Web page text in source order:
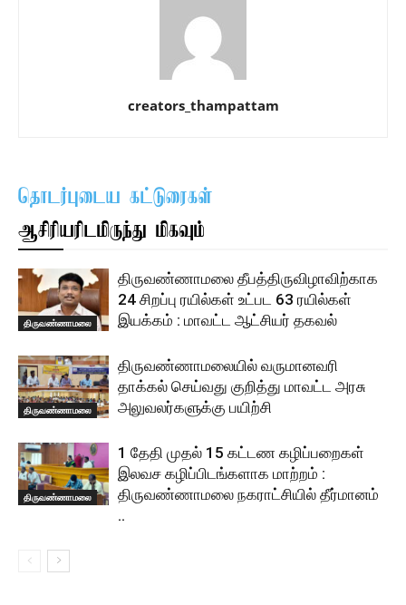
creators_thampattam
தொடர்புடைய கட்டுரைகள்
ஆசிரியரிடமிருந்து மிகவும்
திருவண்ணாமலை
திருவண்ணாமலை தீபத்திருவிழாவிற்காக
24 சிறப்பு ரயில்கள் உட்பட 63 ரயில்கள்
இயக்கம் : மாவட்ட ஆட்சியர் தகவல்
திருவண்ணாமலை
திருவண்ணாமலையில் வருமானவரி
தாக்கல் செய்வது குறித்து மாவட்ட அரசு
அலுவலர்களுக்கு பயிற்சி
திருவண்ணாமலை
1 தேதி முதல் 15 கட்டண கழிப்பறைகள்
இலவச கழிப்பிடங்களாக மாற்றம் :
திருவண்ணாமலை நகராட்சியில் தீர்மானம்
..